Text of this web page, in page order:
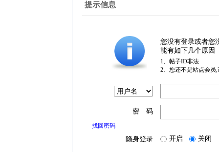
提示信息
您没有登录或者您
能有如下几个原因
1、帖子ID非法
2、您还不是站点会员
密 码
找回密码
隐身登录 开启 关闭